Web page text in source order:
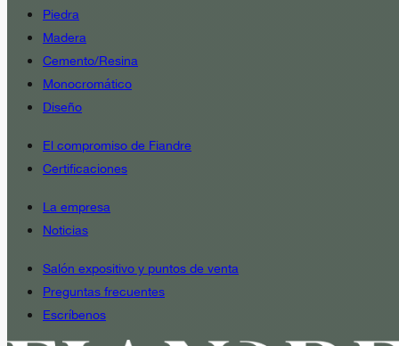
Piedra
Madera
Cemento/Resina
Monocromático
Diseño
El compromiso de Fiandre
Certificaciones
La empresa
Noticias
Salón expositivo y puntos de venta
Preguntas frecuentes
Escríbenos